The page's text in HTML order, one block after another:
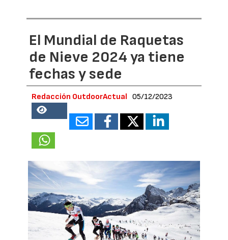
El Mundial de Raquetas
de Nieve 2024 ya tiene
fechas y sede
Redacción OutdoorActual 05/12/2023
69228